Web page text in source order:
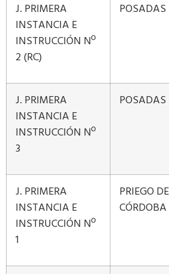
J. PRIMERA
INSTANCIA E
INSTRUCCIÓN Nº
2 (RC)
POSADAS
J. PRIMERA
INSTANCIA E
INSTRUCCIÓN Nº
3
POSADAS
J. PRIMERA
INSTANCIA E
INSTRUCCIÓN Nº
1
PRIEGO DE
CÓRDOBA